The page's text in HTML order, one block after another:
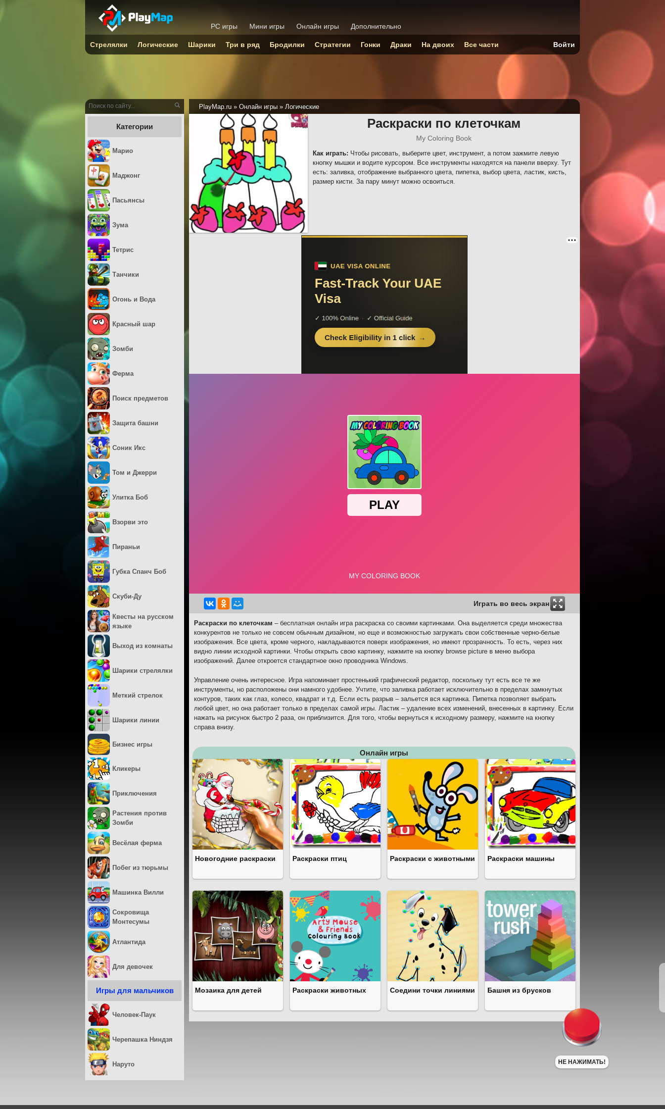
PlayMap.ru » Онлайн игры » Логические
Раскраски по клеточкам
My Coloring Book
Как играть: Чтобы рисовать, выберите цвет, инструмент, а потом зажмите левую
кнопку мышки и водите курсором. Все инструменты находятся на панели вверху. Тут
есть: заливка, отображение выбранного цвета, пипетка, выбор цвета, ластик, кисть,
размер кисти. За пару минут можно освоиться.
Играть во весь экран
Раскраски по клеточкам – бесплатная онлайн игра раскраска со своими картинками. Она выделяется среди множества
конкурентов не только не совсем обычным дизайном, но еще и возможностью загружать свои собственные черно-белые
изображения. Все цвета, кроме черного, накладываются поверх изображения, но имеют прозрачность. То есть, через них
видно линии исходной картинки. Чтобы открыть свою картинку, нажмите на кнопку browse picture в меню выбора
изображений. Далее откроется стандартное окно проводника Windows.
Управление очень интересное. Игра напоминает простенький графический редактор, поскольку тут есть все те же
инструменты, но расположены они намного удобнее. Учтите, что заливка работает исключительно в пределах замкнутых
контуров, таких как глаз, колесо, квадрат и т.д. Если есть разрыв – зальется вся картинка. Пипетка позволяет выбрать
любой цвет, но она работает только в пределах самой игры. Ластик – удаление всех изменений, внесенных в картинку. Если
нажать на рисунок быстро 2 раза, он приблизится. Для того, чтобы вернуться к исходному размеру, нажмите на кнопку
справа внизу.
Онлайн игры
Новогодние раскраски Раскраски птиц Раскраски с животными Раскраски машины
Мозаика для детей Раскраски животных Соедини точки линиями Башня из брусков
Категории
Марио
Маджонг
Пасьянсы
Зума
Тетрис
Танчики
Огонь и Вода
Красный шар
Зомби
Ферма
Поиск предметов
Защита башни
Соник Икс
Том и Джерри
Улитка Боб
Взорви это
Пираньи
Губка Спанч Боб
Скуби-Ду
Квесты на русском
языке
Выход из комнаты
Шарики стрелялки
Меткий стрелок
Шарики линии
Бизнес игры
Кликеры
Приключения
Растения против
Зомби
Весёлая ферма
Побег из тюрьмы
Машинка Вилли
Сокровища
Монтесумы
Атлантида
Для девочек
Игры для мальчиков
Человек-Паук
Черепашка Ниндзя
Наруто
PC игры Мини игры Онлайн игры Дополнительно
Стрелялки Логические Шарики Три в ряд Бродилки Стратегии Гонки Драки На двоих Все части Войти
НЕ НАЖИМАТЬ!